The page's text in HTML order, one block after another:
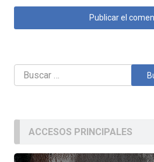
Buscar:
ACCESOS PRINCIPALES